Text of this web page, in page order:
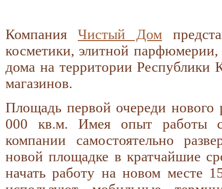
Компания Чистый Дом
косметики, элитной парфюмерии,
дома на территории
магазинов.
Площадь первой очереди нового
000 кв.м. Имея опыт работы с
компании самостоятельно
новой площадке в кратчайшие
начать работу на новом месте